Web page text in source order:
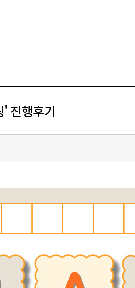
진행후기